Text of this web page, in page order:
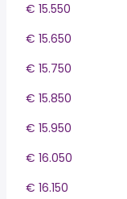
€ 15.550
€ 15.650
€ 15.750
€ 15.850
€ 15.950
€ 16.050
€ 16.150